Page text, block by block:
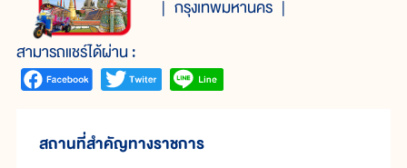
กรุงเทพมหานคร
สามารถแชร์ได้ผ่าน :
สถานที่สำคัญทางราชการ